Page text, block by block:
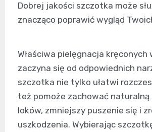
Dobrej jakości szczotka może
znacząco poprawić wygląd
Właściwa pielęgnacja kręconych
zaczyna się od odpowiednich
szczotka nie tylko ułatwi
też pomoże zachować
loków, zmniejszy puszenie się i
uszkodzenia. Wybierając